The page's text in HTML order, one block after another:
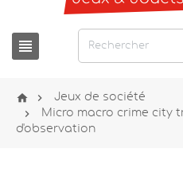

  Jeux de société

Micro macro crime city
d'observation